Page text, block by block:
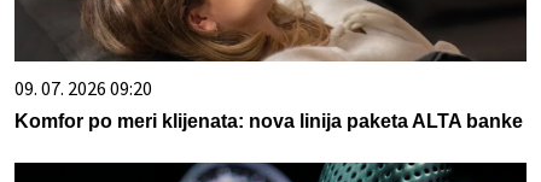
09. 07. 2026 09:20
Komfor po meri klijenata: nova linija paketa ALTA banke